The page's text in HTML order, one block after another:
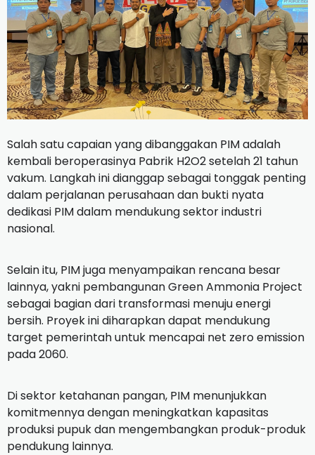
Salah satu capaian yang dibanggakan PIM adalah
kembali beroperasinya Pabrik H2O2 setelah 21 tahun
vakum. Langkah ini dianggap sebagai tonggak penting
dalam perjalanan perusahaan dan bukti nyata
dedikasi PIM dalam mendukung sektor industri
nasional.
Selain itu, PIM juga menyampaikan rencana besar
lainnya, yakni pembangunan Green Ammonia Project
sebagai bagian dari transformasi menuju energi
bersih. Proyek ini diharapkan dapat mendukung
target pemerintah untuk mencapai net zero emission
pada 2060.
Di sektor ketahanan pangan, PIM menunjukkan
komitmennya dengan meningkatkan kapasitas
produksi pupuk dan mengembangkan produk-produk
pendukung lainnya.